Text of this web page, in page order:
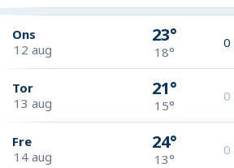
Ons
12 aug
23°
18°
0
Tor
13 aug
21°
15°
0
Fre
14 aug
24°
13°
0